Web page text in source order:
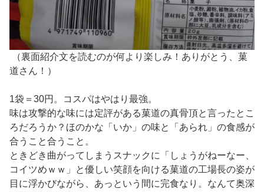
（裏面紹介文を読むのが何より楽しみ！ありがとう、菓
道さん！）
1袋＝30円。コスパはやはり最強。
味は攻撃的な味には定評がある菓道の真骨頂と言ったとこ
ろだろうか？ほのかな「いか」の味と「あられ」の食感が
合うこと合うこと。
ときどき曲がってしまうスナックに「しょうがねーなー、
コイツめｗｗ」と優しい笑顔を向ける菓道の工場長の姿が
目に浮かびながら、あっという間に完食なり。なんて奥深